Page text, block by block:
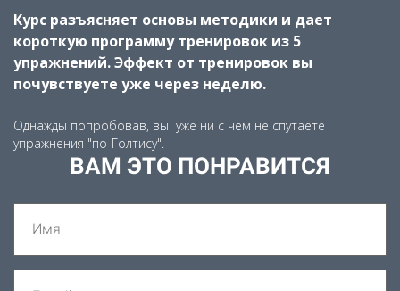
Курс разъясняет основы методики и дает
короткую программу тренировок из 5
упражнений. Эффект от тренировок вы
почувствуете уже через неделю.
Однажды попробовав, вы уже ни с чем не спутаете
упражнения "по-Голтису".
ВАМ ЭТО ПОНРАВИТСЯ